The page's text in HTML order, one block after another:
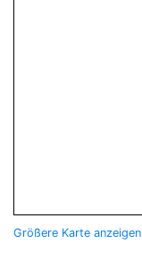
Größere Karte anzeigen